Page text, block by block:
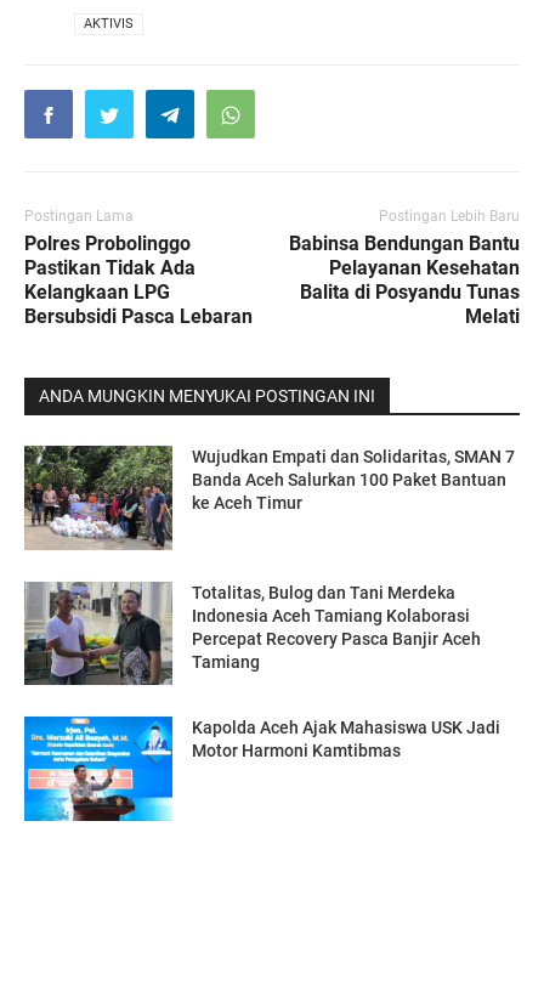
AKTIVIS
Postingan Lama
Polres Probolinggo
Pastikan Tidak Ada
Kelangkaan LPG
Bersubsidi Pasca Lebaran
Postingan Lebih Baru
Babinsa Bendungan Bantu
Pelayanan Kesehatan
Balita di Posyandu Tunas
Melati
ANDA MUNGKIN MENYUKAI POSTINGAN INI
Wujudkan Empati dan Solidaritas, SMAN 7
Banda Aceh Salurkan 100 Paket Bantuan
ke Aceh Timur
Totalitas, Bulog dan Tani Merdeka
Indonesia Aceh Tamiang Kolaborasi
Percepat Recovery Pasca Banjir Aceh
Tamiang
Kapolda Aceh Ajak Mahasiswa USK Jadi
Motor Harmoni Kamtibmas